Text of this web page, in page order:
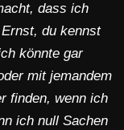
dass ich
du kennst
könnte gar
mit jemandem
finden, wenn ich
ich null Sachen